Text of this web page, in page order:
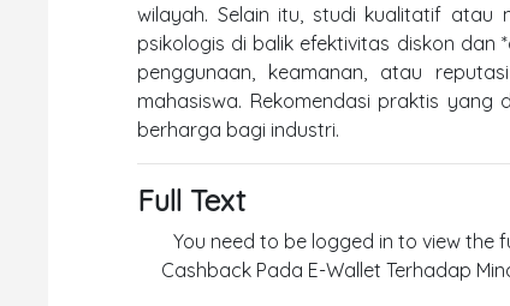
wilayah. Selain itu, studi kualitatif atau
psikologis di balik efektivitas diskon
penggunaan, keamanan, atau
mahasiswa. Rekomendasi praktis
berharga bagi industri.
Full Text
You need to be logged in to view the
Cashback Pada E-Wallet Terhadap